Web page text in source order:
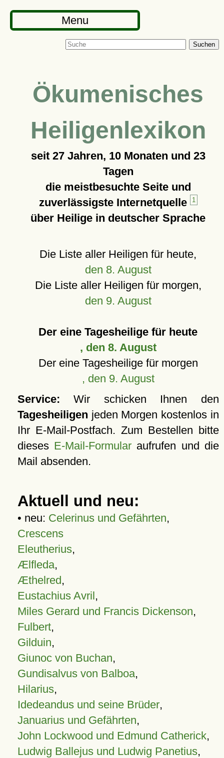
Menu
Suchen
Ökumenisches
Heiligenlexikon
seit 27 Jahren, 10 Monaten und 23
Tagen
die meistbesuchte Seite und
zuverlässigste Internetquelle
1
über Heilige in deutscher Sprache
Die Liste aller Heiligen für heute,
den 8. August
Die Liste aller Heiligen für morgen,
den 9. August
Der eine Tagesheilige für heute
, den 8. August
Der eine Tagesheilige für morgen
, den 9. August
Service: Wir schicken Ihnen den
Tagesheiligen jeden Morgen kostenlos in
Ihr E-Mail-Postfach. Zum Bestellen bitte
dieses E-Mail-Formular aufrufen und die
Mail absenden.
Aktuell und neu:
• neu: Celerinus und Gefährten,
Crescens
Eleutherius,
Ælfleda,
Æthelred,
Eustachius Avril,
Miles Gerard und Francis Dickenson,
Fulbert,
Gilduin,
Giunoc von Buchan,
Gundisalvus von Balboa,
Hilarius,
Idedeandus und seine Brüder,
Januarius und Gefährten,
John Lockwood und Edmund Catherick,
Ludwig Ballejus und Ludwig Panetius,